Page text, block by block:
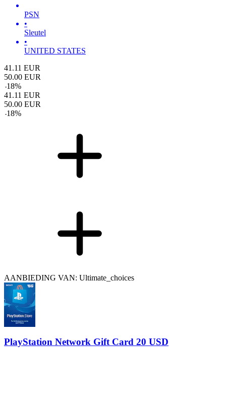
PSN
•
Sleutel
•
UNITED STATES
41.11 EUR
50.00 EUR
-18%
41.11 EUR
50.00 EUR
-18%
AANBIEDING VAN: Ultimate_choices
PlayStation Network Gift Card 20 USD